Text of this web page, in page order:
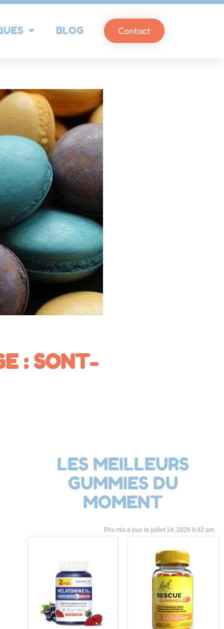
BLOG Contact
: SONT-
LES MEILLEURS
GUMMIES DU
MOMENT
juillet 14, 2026 9:42 am